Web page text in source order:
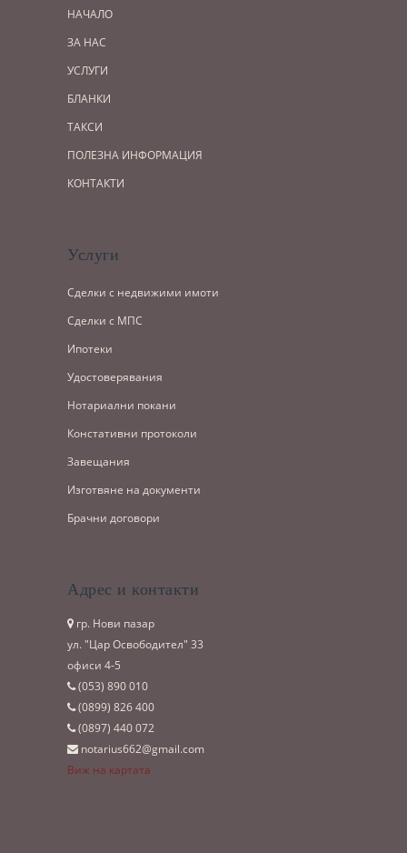
НАЧАЛО
ЗА НАС
УСЛУГИ
БЛАНКИ
ТАКСИ
ПОЛЕЗНА ИНФОРМАЦИЯ
КОНТАКТИ
Услуги
Сделки с недвижими имоти
Сделки с МПС
Ипотеки
Удостоверявания
Нотариални покани
Констативни протоколи
Завещания
Изготвяне на документи
Брачни договори
Адрес и контакти
гр. Нови пазар
ул. "Цар Освободител" 33
офиси 4-5
(053)­ 890 010
(0899)­ 826 400
(0897)­ 440 072
notarius662@gmail.com
Виж на картата